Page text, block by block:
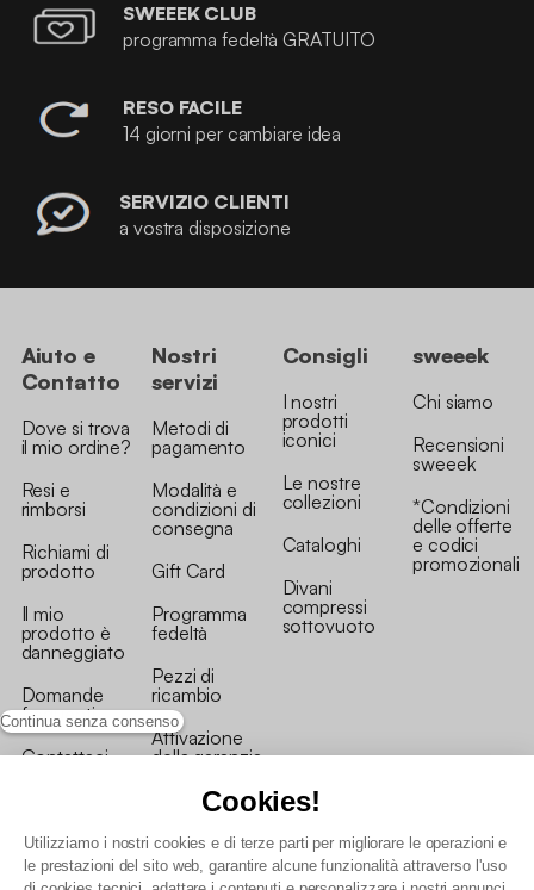
Continua senza consenso
Cookies!
Utilizziamo i nostri cookies e di terze parti per migliorare le operazioni e
le prestazioni del sito web, garantire alcune funzionalità attraverso l'uso
SWEEEK CLUB
programma fedeltà GRATUITO
RESO FACILE
14 giorni per cambiare idea
SERVIZIO CLIENTI
a vostra disposizione
Aiuto e
Contatto
Dove si trova
il mio ordine?
Resi e
rimborsi
Richiami di
prodotto
Il mio
prodotto è
danneggiato
Domande
frequenti
Contattaci
Nostri
servizi
Metodi di
pagamento
Modalità e
condizioni di
consegna
Gift Card
Programma
fedeltà
Pezzi di
ricambio
Attivazione
della garanzia
Consigli
I nostri
prodotti
iconici
Le nostre
collezioni
Cataloghi
Divani
compressi
sottovuoto
sweeek
Chi siamo
Recensioni
sweeek
*Condizioni
delle offerte
e codici
promozionali